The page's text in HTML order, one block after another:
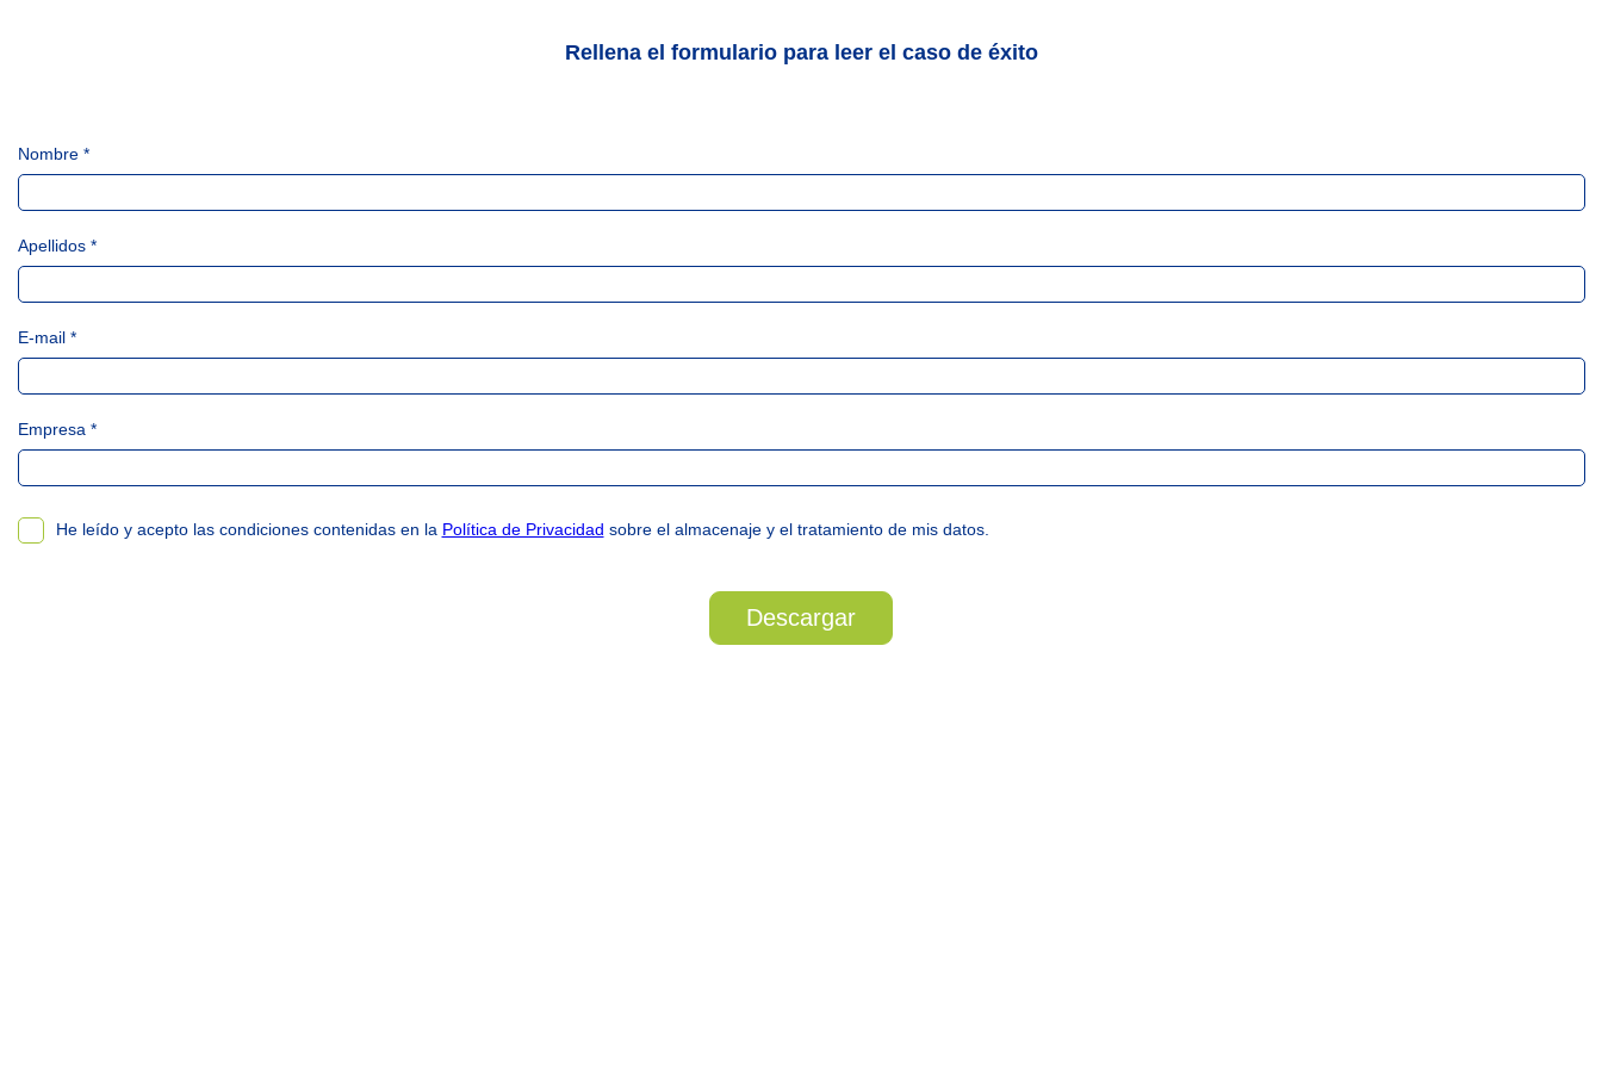
Rellena el formulario para leer el caso de éxito
Nombre *
Apellidos *
E-mail *
Empresa *
He leído y acepto las condiciones contenidas en la Política de Privacidad sobre el almacenaje y el tratamiento de mis datos.